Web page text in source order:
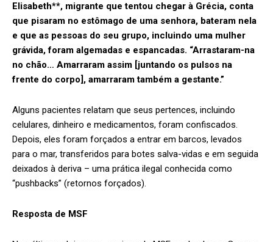
Elisabeth**, migrante que tentou chegar à Grécia, conta
que pisaram no estômago de uma senhora, bateram nela
e que as pessoas do seu grupo, incluindo uma mulher
grávida, foram algemadas e espancadas. “Arrastaram-na
no chão… Amarraram assim [juntando os pulsos na
frente do corpo], amarraram também a gestante.”
Alguns pacientes relatam que seus pertences, incluindo
celulares, dinheiro e medicamentos, foram confiscados.
Depois, eles foram forçados a entrar em barcos, levados
para o mar, transferidos para botes salva-vidas e em seguida
deixados à deriva – uma prática ilegal conhecida como
“pushbacks” (retornos forçados).
Resposta de MSF